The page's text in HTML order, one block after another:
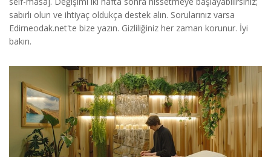
sabırlı olun ve ihtiyaç oldukça destek alın. Sorularınız varsa
Edirneodak.net'te bize yazın. Gizliliğiniz her zaman korunur. İyi
bakın.